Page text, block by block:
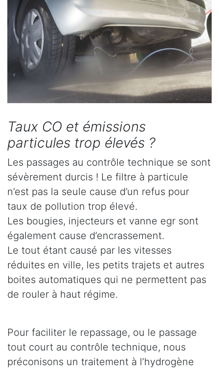
Taux CO et émissions
particules trop élevés ?
Les passages au contrôle technique se sont
sévèrement durcis ! Le filtre à particule
n’est pas la seule cause d’un refus pour
taux de pollution trop élevé.
Les bougies, injecteurs et vanne egr sont
également cause d’encrassement.
Le tout étant causé par les vitesses
réduites en ville, les petits trajets et autres
boites automatiques qui ne permettent pas
de rouler à haut régime.
Pour faciliter le repassage, ou le passage
tout court au contrôle technique, nous
préconisons un traitement à l’hydrogène